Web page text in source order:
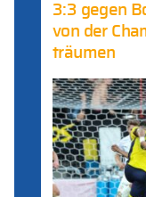
3:3 gegen
von der
träumen